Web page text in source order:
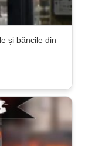
și băncile din